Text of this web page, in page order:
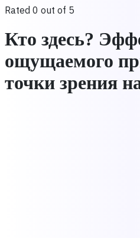
Rated 0 out of 5
Кто здесь?
ощущаемого
точки зрения